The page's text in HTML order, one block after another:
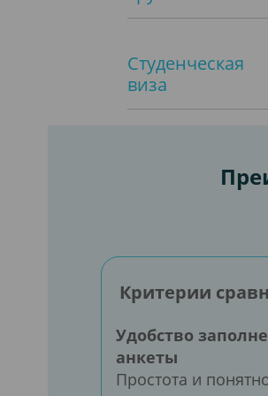
Студенческая
виза
Критерии
Удобство
анкеты
Простота и